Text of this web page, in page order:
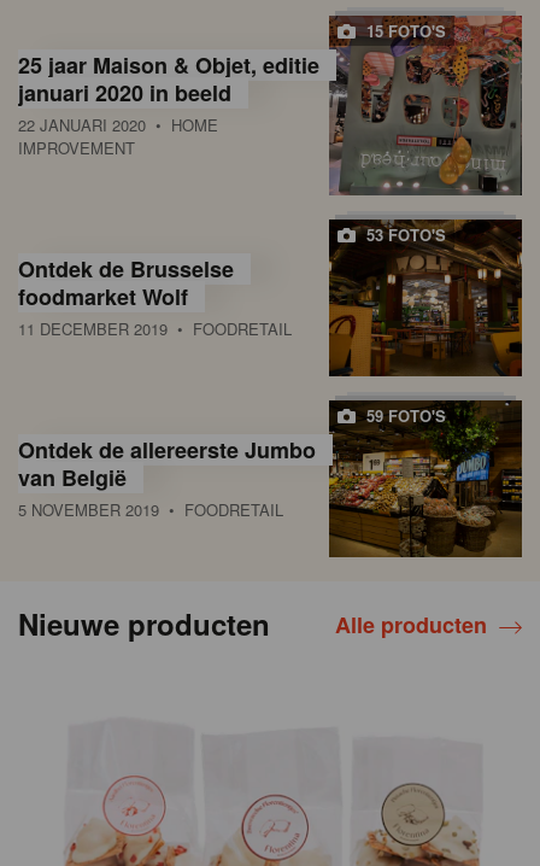
15 FOTO'S
25 jaar Maison & Objet, editie
januari 2020 in beeld
22 JANUARI 2020 • HOME
IMPROVEMENT
53 FOTO'S
Ontdek de Brusselse
foodmarket Wolf
11 DECEMBER 2019 • FOODRETAIL
59 FOTO'S
Ontdek de allereerste Jumbo
van België
5 NOVEMBER 2019 • FOODRETAIL
Nieuwe producten Alle producten